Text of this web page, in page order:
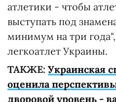
атлетики - чтобы
выступать под
минимум на три
легкоатлет Украины.
ТАКЖЕ: Украинская
оценила
дворовой уровень -